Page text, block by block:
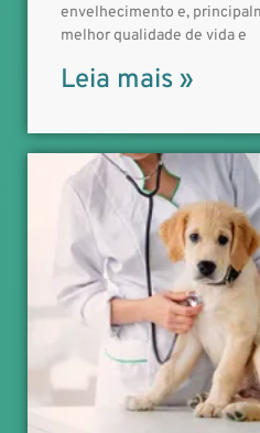
envelhecimento e,
melhor qualidade de vida e
Leia mais »